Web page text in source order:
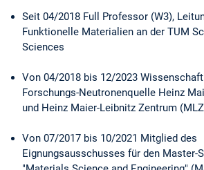
Seit 04/2018 Full Professor (W3),
Funktionelle Materialien an der TUM
Sciences
Von 04/2018 bis 12/2023
Forschungs-Neutronenquelle Heinz
und Heinz Maier-Leibnitz Zentrum
Von 07/2017 bis 10/2021 Mitglied des
Eignungsausschusses für den Master-